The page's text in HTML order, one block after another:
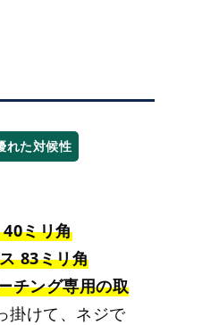
れた対候性
ミリ角
83ミリ角
チング専用の取
掛けて、ネジで